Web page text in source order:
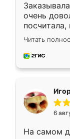
очень
Замерщик
делу со
за день,
Читать
6
На самом